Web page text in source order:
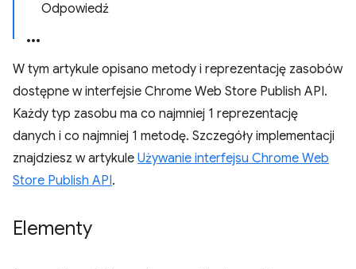
Odpowiedź
W tym artykule opisano metody i reprezentację zasobów
dostępne w interfejsie Chrome Web Store Publish API.
Każdy typ zasobu ma co najmniej 1 reprezentację
danych i co najmniej 1 metodę. Szczegóły implementacji
znajdziesz w artykule Używanie interfejsu Chrome Web
Store Publish API.
Elementy